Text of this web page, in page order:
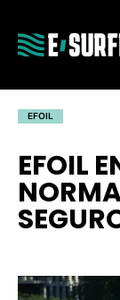
EFOIL
EFOIL